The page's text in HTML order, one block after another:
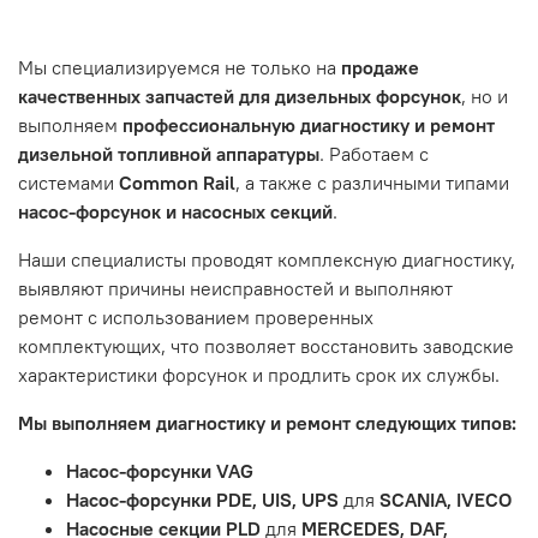
неисправности, вызванные нарушением правил
обслуживания или эксплуатации автомобиля. Если у вас
возникнут проблемы с отремонтированной системой,
мы обязательно разберемся в ситуации и предложим
решение. Однако если проблема вызвана одним из
перечисленных выше факторов, мы не сможем
Гарантия не распространяется на следующие случаи:
Истек гарантийный срок.
Товар является расходным материалом, который
тормозные колодки, диски сцепления, свечи зажигания
Неисправности вызваны ДТП, неправильной установкой
или чрезмерным износом.
Мы специализируемся не только на продаже
качественных запчастей для дизельных форсунок, но и
выполняем профессиональную диагностику и ремонт
дизельной топливной аппаратуры. Работаем с
системами Common Rail, а также с различными типами
насос-форсунок и насосных секций.
Наши специалисты проводят комплексную диагностику,
выявляют причины неисправностей и выполняют
ремонт с использованием проверенных
комплектующих, что позволяет восстановить заводские
характеристики форсунок и продлить срок их службы.
Мы выполняем диагностику и ремонт следующих типов:
Насос-форсунки VAG
Насос-форсунки PDE, UIS, UPS для SCANIA, IVECO
Насосные секции PLD для MERCEDES, DAF,